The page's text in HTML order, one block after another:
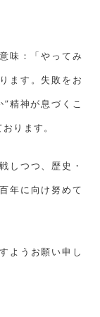
味：「やってみ
ます。失敗をお
精神が息づくこ
ります。
しつつ、歴史・
年に向け努めて
ようお願い申し